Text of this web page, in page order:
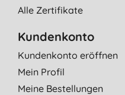
Alle Zertifikate
Kundenkonto
Kundenkonto eröffnen
Mein Profil
Meine Bestellungen